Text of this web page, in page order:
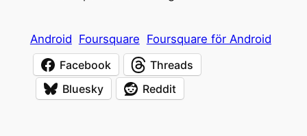
Android Foursquare Foursquare för Android
Facebook
Threads
Bluesky
Reddit